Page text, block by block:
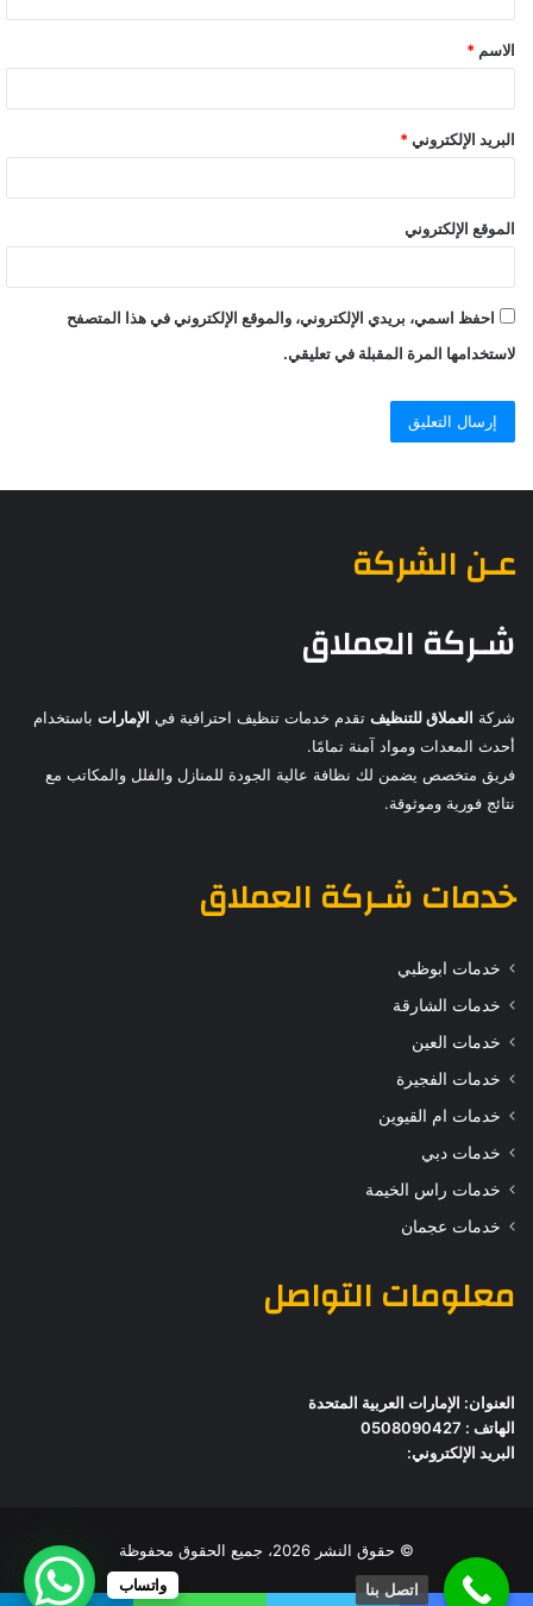
الاسم *
البريد الإلكتروني *
الموقع الإلكتروني
احفظ اسمي، بريدي الإلكتروني، والموقع الإلكتروني في هذا المتصفح
لاستخدامها المرة المقبلة في تعليقي.
عـن الشركة
شـركة العملاق
شركة العملاق للتنظيف تقدم خدمات تنظيف احترافية في الإمارات باستخدام
أحدث المعدات ومواد آمنة تمامًا.
فريق متخصص يضمن لك نظافة عالية الجودة للمنازل والفلل والمكاتب مع
نتائج فورية وموثوقة.
خدمات شـركة العملاق
خدمات ابوظبي
خدمات الشارقة
خدمات العين
خدمات الفجيرة
خدمات ام القيوين
خدمات دبي
خدمات راس الخيمة
خدمات عجمان
معلومات التواصل
العنوان: الإمارات العربية المتحدة
الهاتف : 0508090427
البريد الإلكتروني:
© حقوق النشر 2026، جميع الحقوق محفوظة
واتساب
اتصل بنا